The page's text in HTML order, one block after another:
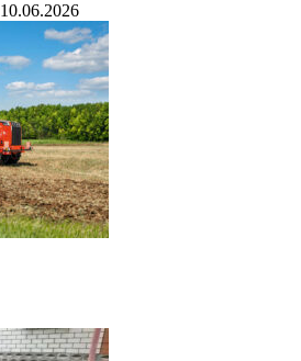
10.06.2026